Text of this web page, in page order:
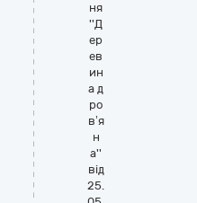
ня
''Д
ер
ев
ин
а д
ро
в’я
н
а''
від
25.